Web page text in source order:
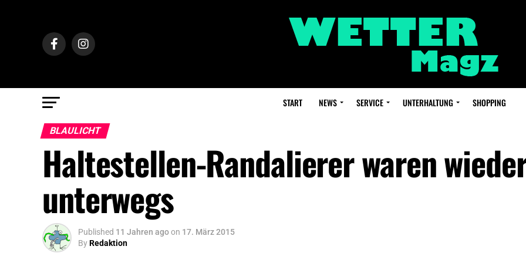
START NEWS SERVICE UNTERHALTUNG SHOPPING
BLAULICHT
Haltestellen-Randalierer waren
unterwegs
Published 11 Jahren agoon 17. März 2015
ByRedaktion